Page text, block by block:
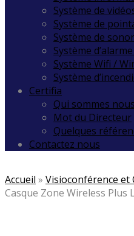
Système de
Système de
Système de
Système
Système Wifi /
Système
Certifia
Qui sommes
Mot du Directeur
Quelques
Contactez nous
Accueil » Visioconférence
Casque Zone Wireless Plus